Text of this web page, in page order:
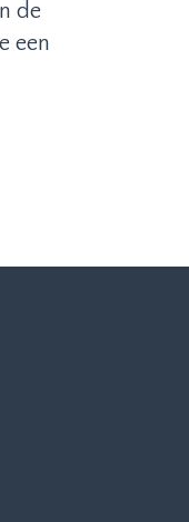
de
een